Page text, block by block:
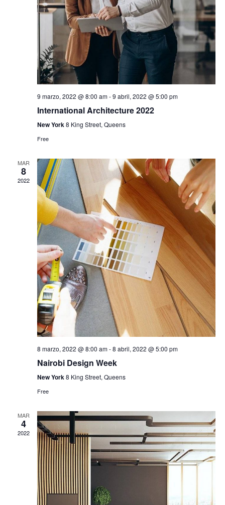
9 marzo, 2022 @ 8:00 am-9 abril, 2022 @ 5:00 pm
International Architecture 2022
New York8 King Street, Queens
Free
MAR
8
2022
8 marzo, 2022 @ 8:00 am-8 abril, 2022 @ 5:00 pm
Nairobi Design Week
New York8 King Street, Queens
Free
MAR
4
2022